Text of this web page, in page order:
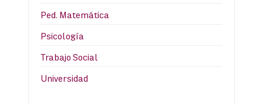
Ped. Matemática
Psicología
Trabajo Social
Universidad